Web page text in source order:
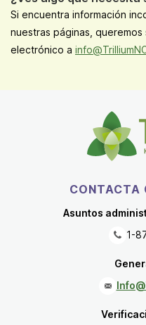
Si encuentra información
nuestras páginas,
electrónico a
CONTACTA
Asuntos
1-